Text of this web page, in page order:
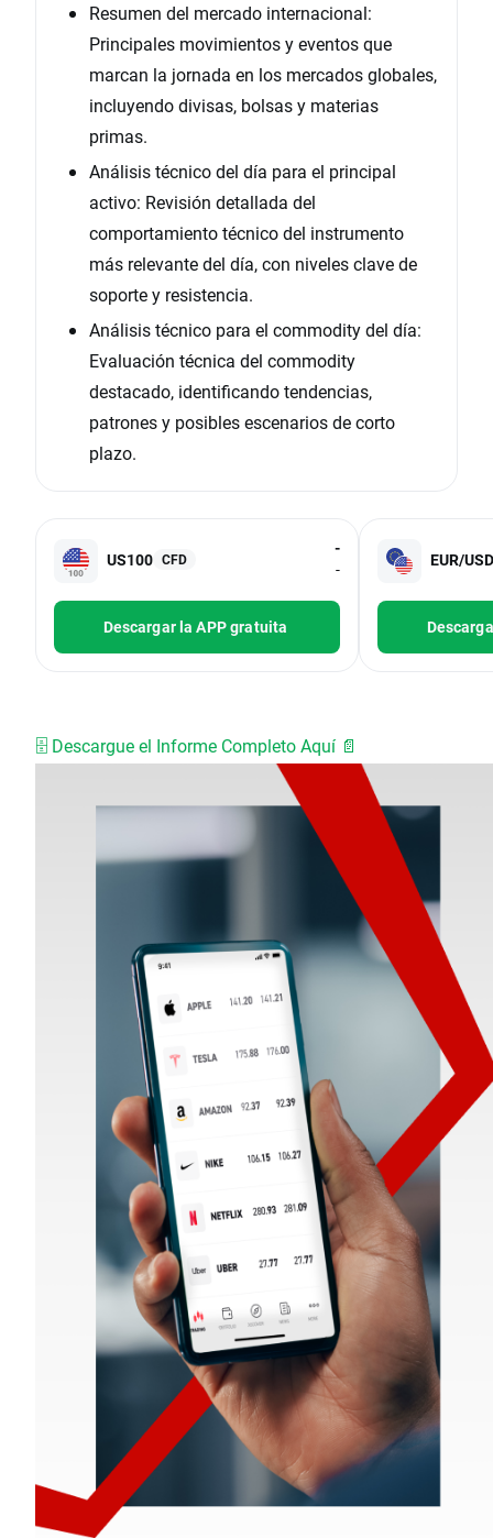
Resumen del mercado internacional:
Principales movimientos y eventos que
marcan la jornada en los mercados globales,
incluyendo divisas, bolsas y materias
primas.
Análisis técnico del día para el principal
activo: Revisión detallada del
comportamiento técnico del instrumento
más relevante del día, con niveles clave de
soporte y resistencia.
Análisis técnico para el commodity del día:
Evaluación técnica del commodity
destacado, identificando tendencias,
patrones y posibles escenarios de corto
plazo.
US100 CFD
-
-
Descargar la APP gratuita
EUR/USD
🗄️ Descargue el Informe Completo Aquí 📄